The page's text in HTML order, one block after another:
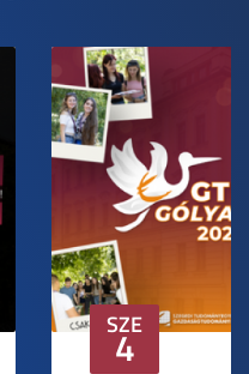
SZE
4